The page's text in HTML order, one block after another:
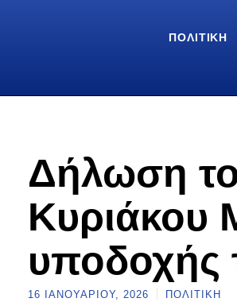
ΠΟΛΙΤΙΚΉ
Δήλωση
Κυριάκου
16 ΙΑΝΟΥΑΡΊΟΥ, 2026 ΠΟΛΙΤΙΚΉ